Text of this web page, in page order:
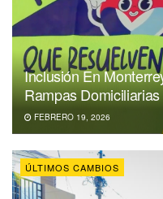
Inclusión En
Rampas Domiciliarias
FEBRERO 19, 2026
ÚLTIMOS CAMBIOS